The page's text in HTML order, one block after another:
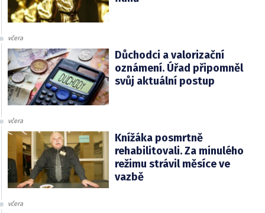
včera
Důchodci a valorizační
oznámení. Úřad připomněl
svůj aktuální postup
včera
Knížáka posmrtně
rehabilitovali. Za minulého
režimu strávil měsíce ve
vazbě
včera